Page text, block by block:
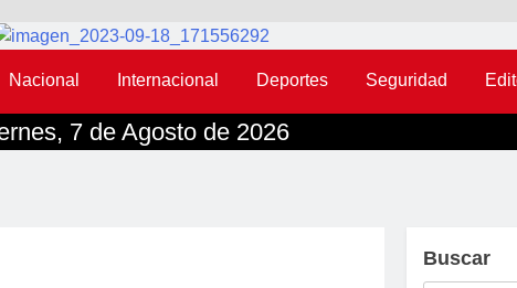
Nacional Internacional Deportes Seguridad
7 de Agosto de 2026
Buscar